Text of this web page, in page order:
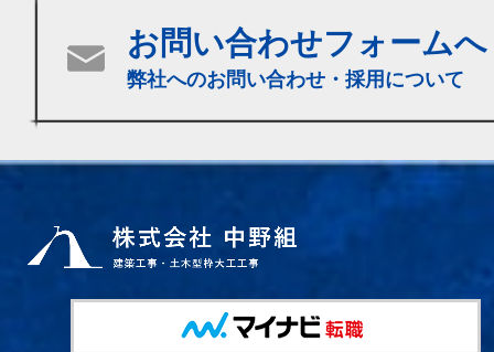
お問い合わせフォームへ
弊社へのお問い合わせ・採用について